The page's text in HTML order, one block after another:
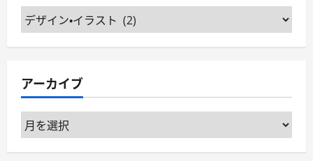
カ
テ
ー
アーカイブ
ア
ー